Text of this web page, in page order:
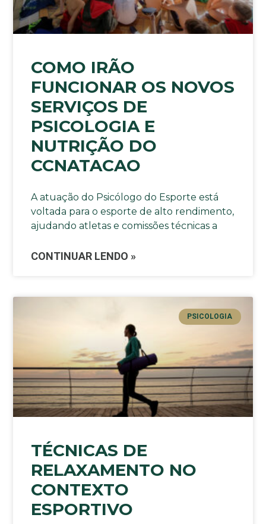
COMO IRÃO
FUNCIONAR OS NOVOS
SERVIÇOS DE
PSICOLOGIA E
NUTRIÇÃO DO
CCNATACAO
A atuação do Psicólogo do Esporte está
voltada para o esporte de alto rendimento,
ajudando atletas e comissões técnicas a
CONTINUAR LENDO »
PSICOLOGIA
TÉCNICAS DE
RELAXAMENTO NO
CONTEXTO
ESPORTIVO